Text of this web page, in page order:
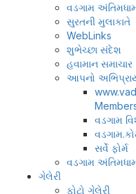
વડગામ
સુરતની મુલાકાતે
WebLinks
શુભેચ્છા સંદેશ
હવામાન સમાચાર
આપનો
વડગામ
સર્વે ફોર્મ
વડગામ
ગેલેરી
ફોટો ગેલેરી